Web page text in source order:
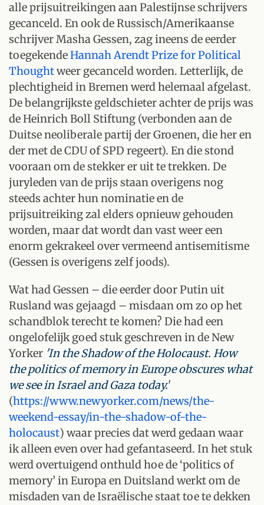
alle prijsuitreikingen aan Palestijnse schrijvers
gecanceld. En ook de Russisch/Amerikaanse
schrijver Masha Gessen, zag ineens de eerder
toegekendeHannah Arendt Prize for Political
Thoughtweer gecanceld worden. Letterlijk, de
plechtigheid in Bremen werd helemaal afgelast.
De belangrijkste geldschieter achter de prijs was
de Heinrich Boll Stiftung (verbonden aan de
Duitse neoliberale partij der Groenen, die her en
der met de CDU of SPD regeert). En die stond
vooraan om de stekker er uit te trekken. De
juryleden van de prijs staan overigens nog
steeds achter hun nominatie en de
prijsuitreiking zal elders opnieuw gehouden
worden, maar dat wordt dan vast weer een
enorm gekrakeel over vermeend antisemitisme
(Gessen is overigens zelf joods).
Wat had Gessen – die eerder door Putin uit
Rusland was gejaagd – misdaan om zo op het
schandblok terecht te komen? Die had een
ongelofelijk goed stuk geschreven in de New
Yorker 'In the Shadow of the Holocaust. How
the politics of memory in Europe obscures what
we see in Israel and Gaza today.'
(https://www.newyorker.com/news/the-
weekend-essay/in-the-shadow-of-the-
holocaust) waar precies dat werd gedaan waar
ik alleen even over had gefantaseerd. In het stuk
werd overtuigend onthuld hoe de ‘politics of
memory’ in Europa en Duitsland werkt om de
misdaden van de Israëlische staat toe te dekken